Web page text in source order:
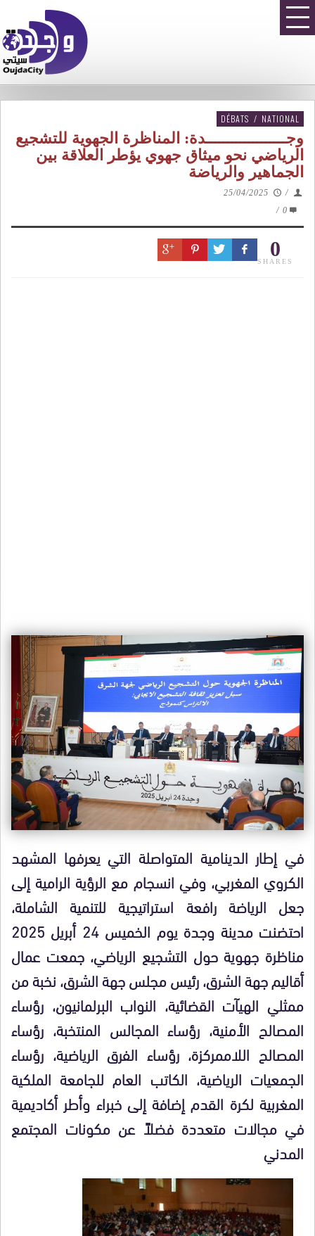
DÉBATS / NATIONAL
وجـــــــــــــــــــدة: المناظرة الجهوية للتشجيع
الرياضي نحو ميثاق جهوي يؤطر العلاقة بين
الجماهير والرياضة
/
25/04/2025
0
/
0
SHARES
في إطار الدينامية المتواصلة التي يعرفها المشهد
الكروي المغربي، وفي انسجام مع الرؤية الرامية إلى
جعل الرياضة رافعة استراتيجية للتنمية الشاملة،
احتضنت مدينة وجدة يوم الخميس 24 أبريل 2025
مناظرة جهوية حول التشجيع الرياضي، جمعت عمال
أقاليم جهة الشرق، رئيس مجلس جهة الشرق، نخبة من
ممثلي الهيآت القضائية، النواب البرلمانيون، رؤساء
المصالح الأمنية، رؤساء المجالس المنتخبة، رؤساء
المصالح اللاممركزة، رؤساء الفرق الرياضية، رؤساء
الجمعيات الرياضية، الكاتب العام للجامعة الملكية
المغربية لكرة القدم إضافة إلى خبراء وأطر أكاديمية
في مجالات متعددة فضلاً عن مكونات المجتمع
المدني